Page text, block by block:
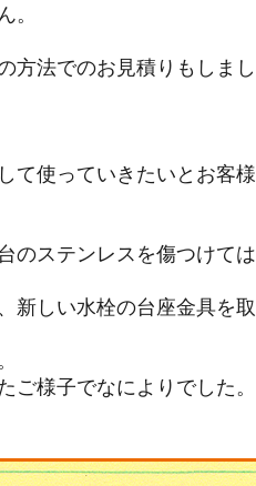
。
方法でのお見積りもしまし
て使っていきたいとお客様
のステンレスを傷つけては
新しい水栓の台座金具を取
様子でなによりでした。